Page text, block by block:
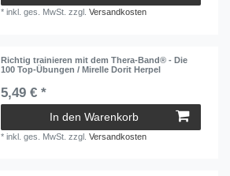
*inkl. ges. MwSt. zzgl.Versandkosten
Richtig trainieren mit dem Thera-Band® - Die
100 Top-Übungen / Mirelle Dorit Herpel
5,49 € *
In den Warenkorb
*inkl. ges. MwSt. zzgl.Versandkosten